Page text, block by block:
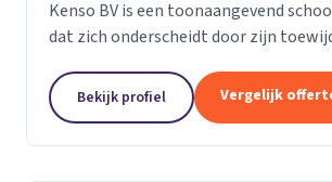
Kenso BV is een toonaangevend
dat zich onderscheidt door zijn
onze medewerkers ons visitekaartje
Bekijk profiel Vergelijk